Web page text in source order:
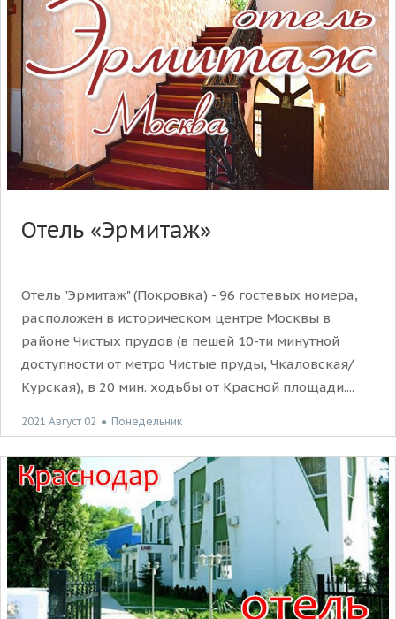
Отель «Эрмитаж»
Отель "Эрмитаж" (Покровка) - 96 гостевых номера,
расположен в историческом центре Москвы в
районе Чистых прудов (в пешей 10-ти минутной
доступности от метро Чистые пруды, Чкаловская/
Курская), в 20 мин. ходьбы от Красной площади....
2021 Август 02 ● Понедельник